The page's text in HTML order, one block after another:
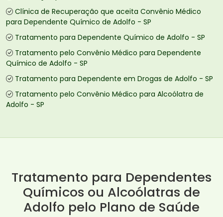
Clínica de Recuperação que aceita Convênio Médico
para Dependente Químico de Adolfo - SP
Tratamento para Dependente Químico de Adolfo - SP
Tratamento pelo Convênio Médico para Dependente
Químico de Adolfo - SP
Tratamento para Dependente em Drogas de Adolfo - SP
Tratamento pelo Convênio Médico para Alcoólatra de
Adolfo - SP
Tratamento para Dependentes
Químicos ou Alcoólatras de
Adolfo pelo Plano de Saúde